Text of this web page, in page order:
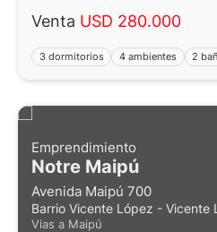
Venta USD 280.000
3 dormitorios 4 ambientes 2
Emprendimiento
Notre Maipú
Avenida Maipú 700
Barrio Vicente López - Vicente
Vias a Maipú